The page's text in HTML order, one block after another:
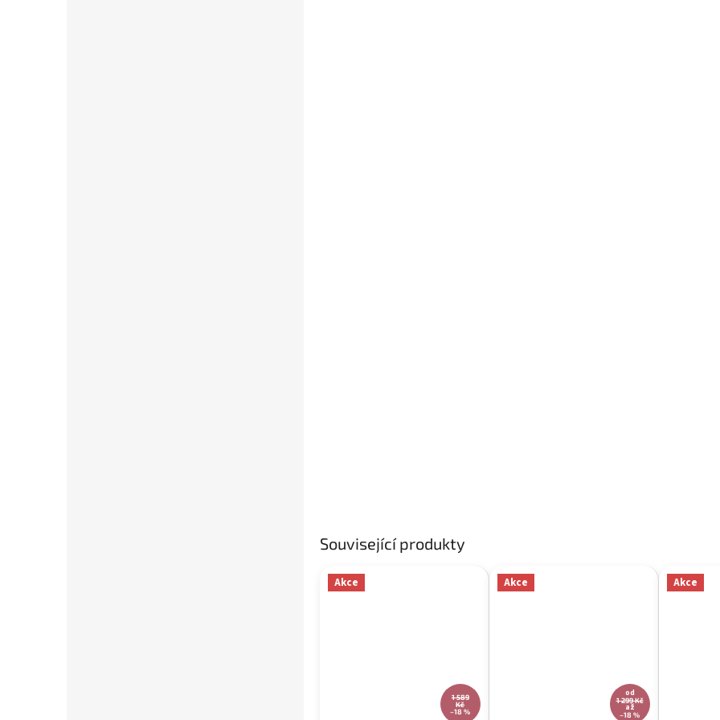
Související produkty
Akce
1 589
Kč
–18 %
Akce
od
1 299 Kč
až
–18 %
Akce